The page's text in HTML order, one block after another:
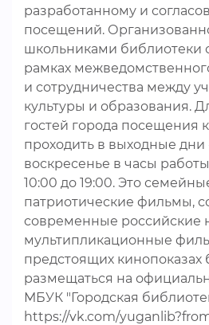
разработанному и
посещений.
школьниками библиотеки
рамках
и сотрудничества между
культуры и образования.
гостей города посещения
проходить в выходные дни
воскресенье в часы
10:00 до 19:00. Это
патриотические фильмы,
современные российские
мультипликационные
предстоящих кинопоказах
размещаться на
МБУК "Городская
https://vk.com/